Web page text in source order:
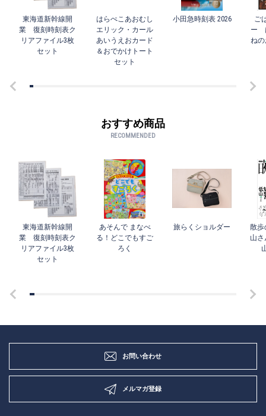
東海道新幹線開
業 復刻時刻表ク
リアファイル3枚
セット
はらぺこあおむし
エリック・カール
あいうえおカード
＆おでかけトート
セット
小田急時刻表 2026
ご
ー
ね
おすすめ商品
RECOMMENDED
東海道新幹線開
業 復刻時刻表ク
リアファイル3枚
セット
あそんで まなべ
る！どこでもすご
ろく
旅らくショルダー
散歩
山さ
お問い合わせ
メルマガ登録